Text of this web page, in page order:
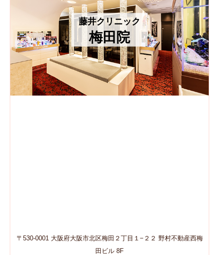
藤井クリニック
梅田院
〒530-0001 大阪府大阪市北区梅田２丁目１−２２ 野村不動産西梅
田ビル 8F